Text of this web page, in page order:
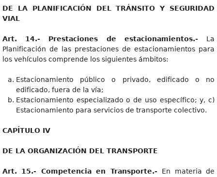
DE LA PLANIFICACIÓN DEL TRÁNSITO Y SEGURIDAD
VIAL
Art. 14.- Prestaciones de estacionamientos.- La
Planificación de las prestaciones de estacionamientos para
los vehículos comprende los siguientes ámbitos:
Estacionamiento público o privado, edificado o no
edificado, fuera de la vía;
Estacionamiento especializado o de uso específico; y, c)
Estacionamiento para servicios de transporte colectivo.
CAPÍTULO IV
DE LA ORGANIZACIÓN DEL TRANSPORTE
Art. 15.- Competencia en Transporte.- En materia de